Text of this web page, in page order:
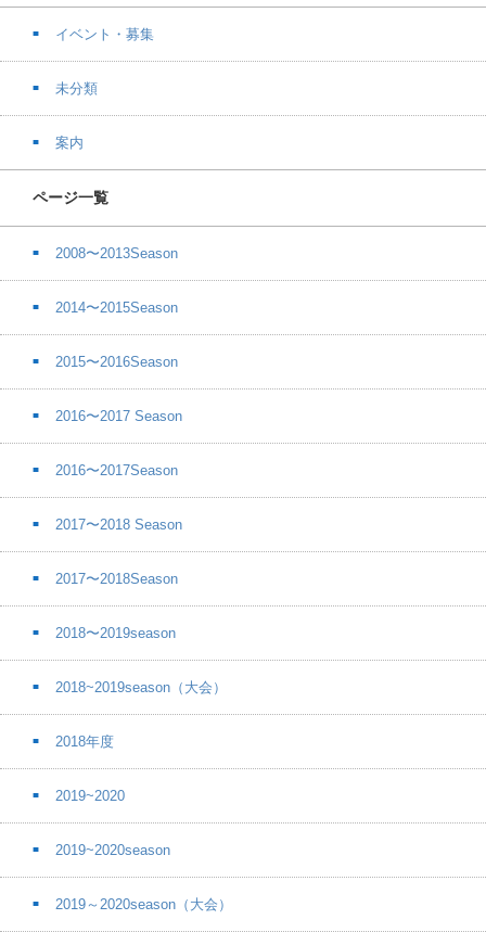
イベント・募集
未分類
案内
ページ一覧
2008〜2013Season
2014〜2015Season
2015〜2016Season
2016〜2017 Season
2016〜2017Season
2017〜2018 Season
2017〜2018Season
2018〜2019season
2018~2019season（大会）
2018年度
2019~2020
2019~2020season
2019～2020season（大会）